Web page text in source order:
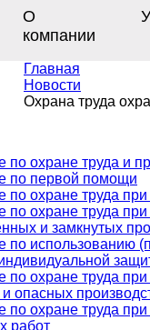
О
компании
Главная
Новости
Охрана труда
по охране труда и
по первой помощи
по охране труда
по охране труда при
и замкнутых
по использованию
по охране труда при
опасных
по охране труда
работ